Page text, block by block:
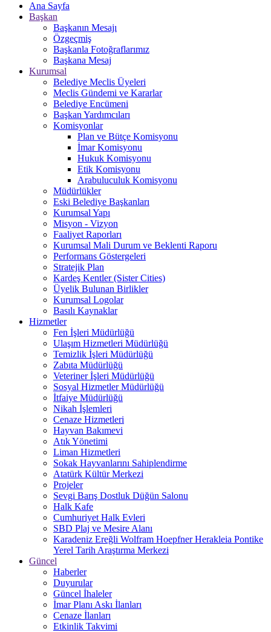
Ana Sayfa
Başkan
Başkanın Mesajı
Özgeçmiş
Başkanla Fotoğraflarımız
Başkana Mesaj
Kurumsal
Belediye Meclis Üyeleri
Meclis Gündemi ve Kararlar
Belediye Encümeni
Başkan Yardımcıları
Komisyonlar
Plan ve Bütçe Komisyonu
İmar Komisyonu
Hukuk Komisyonu
Etik Komisyonu
Arabuluculuk Komisyonu
Müdürlükler
Eski Belediye Başkanları
Kurumsal Yapı
Misyon - Vizyon
Faaliyet Raporları
Kurumsal Mali Durum ve Beklenti Raporu
Performans Göstergeleri
Stratejik Plan
Kardeş Kentler (Sister Cities)
Üyelik Bulunan Birlikler
Kurumsal Logolar
Basılı Kaynaklar
Hizmetler
Fen İşleri Müdürlüğü
Ulaşım Hizmetleri Müdürlüğü
Temizlik İşleri Müdürlüğü
Zabıta Müdürlüğü
Veteriner İşleri Müdürlüğü
Sosyal Hizmetler Müdürlüğü
İtfaiye Müdürlüğü
Nikah İşlemleri
Cenaze Hizmetleri
Hayvan Bakımevi
Atık Yönetimi
Liman Hizmetleri
Sokak Hayvanlarını Sahiplendirme
Atatürk Kültür Merkezi
Projeler
Sevgi Barış Dostluk Düğün Salonu
Halk Kafe
Cumhuriyet Halk Evleri
SBD Plaj ve Mesire Alanı
Karadeniz Ereğli Wolfram Hoepfner Herakleia Pontike
Yerel Tarih Araştırma Merkezi
Güncel
Haberler
Duyurular
Güncel İhaleler
İmar Planı Askı İlanları
Cenaze İlanları
Etkinlik Takvimi